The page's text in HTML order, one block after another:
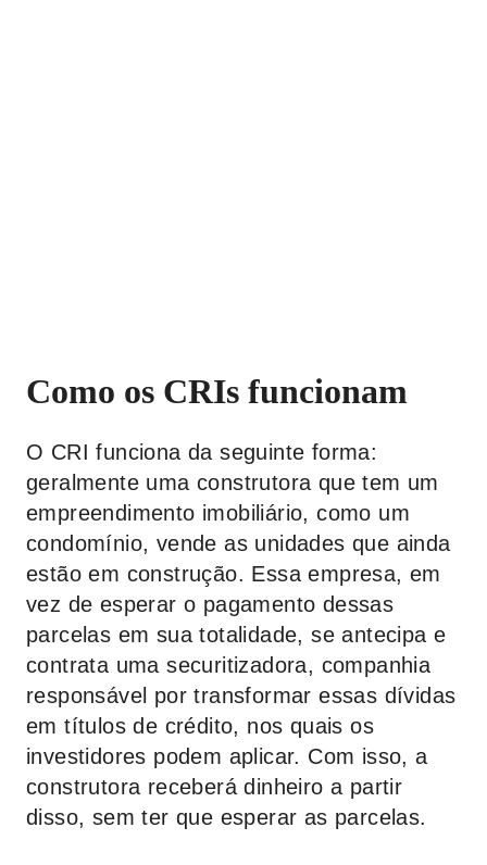
Como os CRIs funcionam
O CRI funciona da seguinte forma:
geralmente uma construtora que tem um
empreendimento imobiliário, como um
condomínio, vende as unidades que ainda
estão em construção. Essa empresa, em
vez de esperar o pagamento dessas
parcelas em sua totalidade, se antecipa e
contrata uma securitizadora, companhia
responsável por transformar essas dívidas
em títulos de crédito, nos quais os
investidores podem aplicar. Com isso, a
construtora receberá dinheiro a partir
disso, sem ter que esperar as parcelas.